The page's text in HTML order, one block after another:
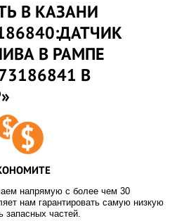
В КАЗАНИ
В РАМПЕ
В
напрямую с более чем 30
нам гарантировать самую низкую
запасных частей.